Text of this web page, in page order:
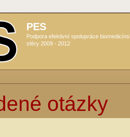
PES
Podpora efektivní spolupráce
sféry 2009 - 2012
otázky